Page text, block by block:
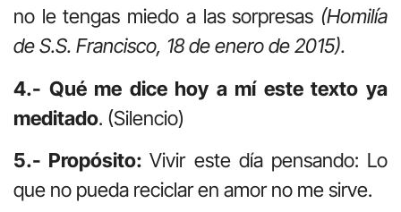
no le tengas miedo a las sorpresas (Homilía
de S.S. Francisco, 18 de enero de 2015).
4.- Qué me dice hoy a mí este texto ya
meditado. (Silencio)
5.- Propósito:Vivir este día pensando: Lo
que no pueda reciclar en amor no me sirve.